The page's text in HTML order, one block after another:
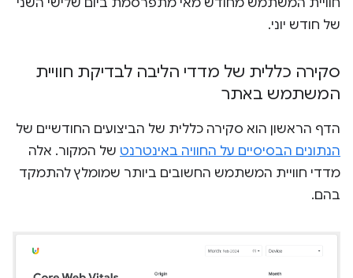
של חודש יוני.
סקירה כללית של מדדי הליבה לבדיקת חוויית
המשתמש באתר
הדף הראשון הוא סקירה כללית של הביצועים החודשיים של
הנתונים הבסיסיים על החוויה באינטרנט של המקור. אלה
מדדי חוויית המשתמש החשובים ביותר שמומלץ להתמקד
בהם.